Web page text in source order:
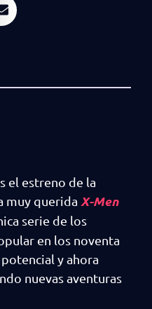
el estreno de la
muy querida X-Men
serie de los
en los noventa
y ahora
nuevas aventuras